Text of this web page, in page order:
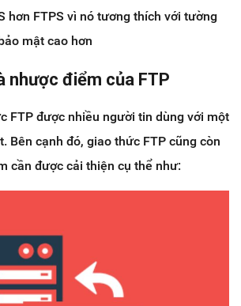
hơn FTPS vì nó tương thích với tường
mật cao hơn
nhược điểm của FTP
FTP được nhiều người tin dùng với một
Bên cạnh đó, giao thức FTP cũng còn
cần được cải thiện cụ thể như: